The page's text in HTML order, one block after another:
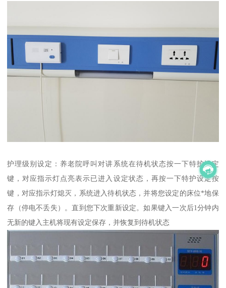
护理级别设定：养老院呼叫对讲系统在待机状态按一下特护设定
键，对应指示灯点亮表示已进入设定状态，再按一下特护设定按
键，对应指示灯熄灭，系统进入待机状态，并将您设定的床位*地保
存（停电不丢失）。直到您下次重新设定。如果键入一次后1分钟内
无新的键入主机将现有设定保存，并恢复到待机状态